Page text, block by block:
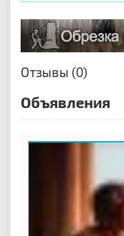
Отзывы (0)
Объявления